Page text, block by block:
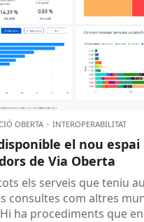
OBERTA · INTEROPERABILITAT
el nou espai
de Via Oberta
els serveis que teniu
consultes com altres
ha procediments que